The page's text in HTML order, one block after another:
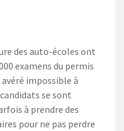
des auto-écoles ont
examens du permis
impossible à
se sont
à prendre des
pour ne pas perdre